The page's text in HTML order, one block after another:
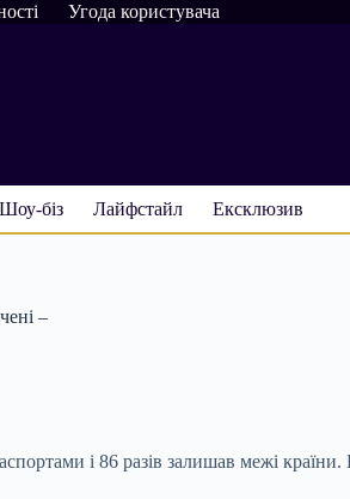
Угода користувача
Шоу-біз Лайфстайл Ексклюзив
–
і 86 разів залишав межі країни.